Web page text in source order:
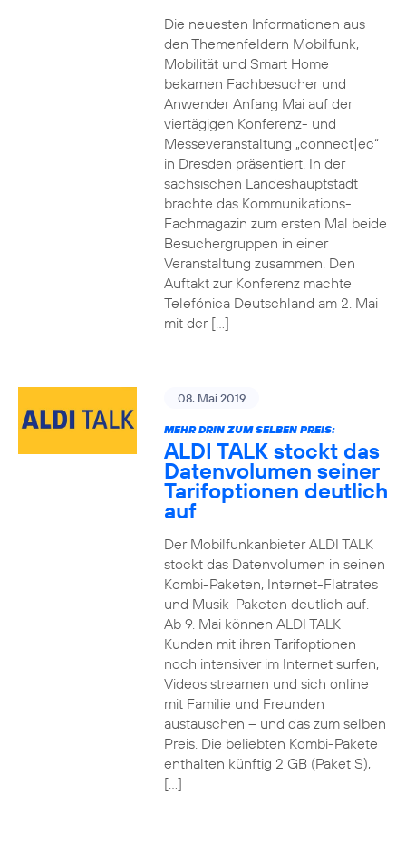
Die neuesten Informationen aus
den Themenfeldern Mobilfunk,
Mobilität und Smart Home
bekamen Fachbesucher und
Anwender Anfang Mai auf der
viertägigen Konferenz- und
Messeveranstaltung „connect|ec“
in Dresden präsentiert. In der
sächsischen Landeshauptstadt
brachte das Kommunikations-
Fachmagazin zum ersten Mal beide
Besuchergruppen in einer
Veranstaltung zusammen. Den
Auftakt zur Konferenz machte
Telefónica Deutschland am 2. Mai
mit der […]
08. Mai 2019
MEHR DRIN ZUM SELBEN PREIS:
ALDI TALK stockt das
Datenvolumen seiner
Tarifoptionen deutlich
auf
Der Mobilfunkanbieter ALDI TALK
stockt das Datenvolumen in seinen
Kombi-Paketen, Internet-Flatrates
und Musik-Paketen deutlich auf.
Ab 9. Mai können ALDI TALK
Kunden mit ihren Tarifoptionen
noch intensiver im Internet surfen,
Videos streamen und sich online
mit Familie und Freunden
austauschen – und das zum selben
Preis. Die beliebten Kombi-Pakete
enthalten künftig 2 GB (Paket S),
[…]